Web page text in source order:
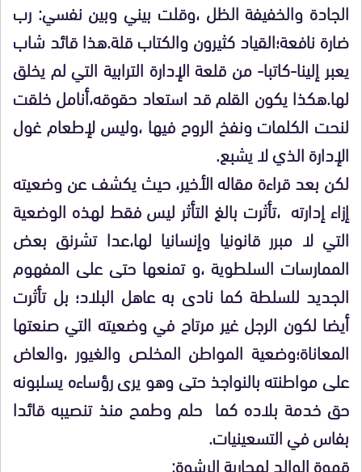
الجادة والخفيفة الظل ،وقلت بيني وبين نفسي: رب
ضارة نافعة؛القياد كثيرون والكتاب قلة.هذا قائد شاب
يعبر إلينا-كاتبا- من قلعة الإدارة الترابية التي لم يخلق
لها.هكذا يكون القلم قد استعاد حقوقه،أنامل خلقت
لنحت الكلمات ونفخ الروح فيها ،وليس لإطعام غول
الإدارة الذي لا يشبع.
لكن بعد قراءة مقاله الأخير، حيث يكشف عن وضعيته
إزاء إدارته ،تأثرت بالغ التأثر ليس فقط لهذه الوضعية
التي لا مبرر قانونيا وإنسانيا لها،عدا تشرنق بعض
الممارسات السلطوية ،و تمنعها حتى على المفهوم
الجديد للسلطة كما نادى به عاهل البلاد؛ بل تأثرت
أيضا لكون الرجل غير مرتاح في وضعيته التي صنعتها
المعاناة؛وضعية المواطن المخلص والغيور ،والعاض
على مواطنته بالنواجذ حتى وهو يرى رؤساءه يسلبونه
حق خدمة بلاده كما حلم وطمح منذ تنصيبه قائدا
بفاس في التسعينيات.
قهوة الوالد لمحاربة الرشوة: